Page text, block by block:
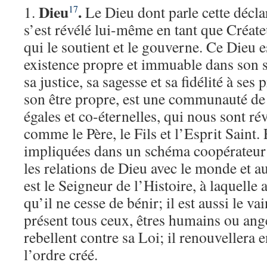
1. Dieu17.Le Dieu dont parle cette
s’est révélé lui-même en tant que
qui le soutient et le gouverne. Ce Dieu
existence propre et immuable dans son
sa justice, sa sagesse et sa fidélité à ses
son être propre, est une communauté
égales et co-éternelles, qui nous sont
comme le Père, le Fils et l’Esprit Saint.
impliquées dans un schéma
les relations de Dieu avec le monde et
est le Seigneur de l’Histoire, à laquelle
qu’il ne cesse de bénir; il est aussi le
présent tous ceux, êtres humains ou
rebellent contre sa Loi; il renouvellera
l’ordre créé.